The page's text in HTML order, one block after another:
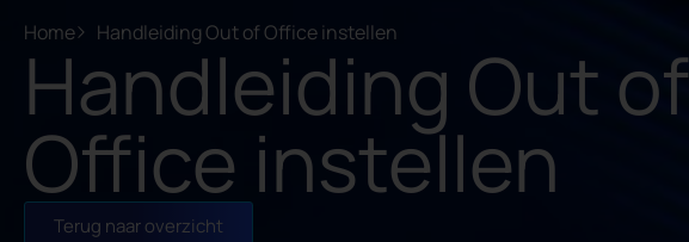
Home Handleiding Out of Office instellen
Handleiding Out of
Office instellen
Terug naar overzicht